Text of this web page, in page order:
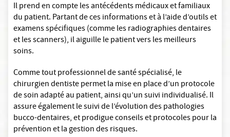
Il prend en compte les antécédents médicaux et familiaux
du patient. Partant de ces informations et à l’aide d’outils et
examens spécifiques (comme les radiographies dentaires
et les scanners), il aiguille le patient vers les meilleurs
soins.
Comme tout professionnel de santé spécialisé, le
chirurgien dentiste permet la mise en place d’un protocole
de soin adapté au patient, ainsi qu’un suivi individualisé. Il
assure également le suivi de l’évolution des pathologies
bucco-dentaires, et prodigue conseils et protocoles pour la
prévention et la gestion des risques.